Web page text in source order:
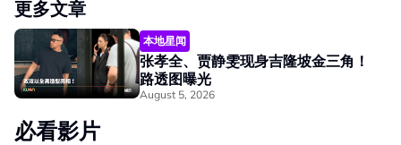
更多文章
本地星闻
张孝全、贾静雯现身吉隆坡金三角！
路透图曝光
August 5, 2026
必看影片